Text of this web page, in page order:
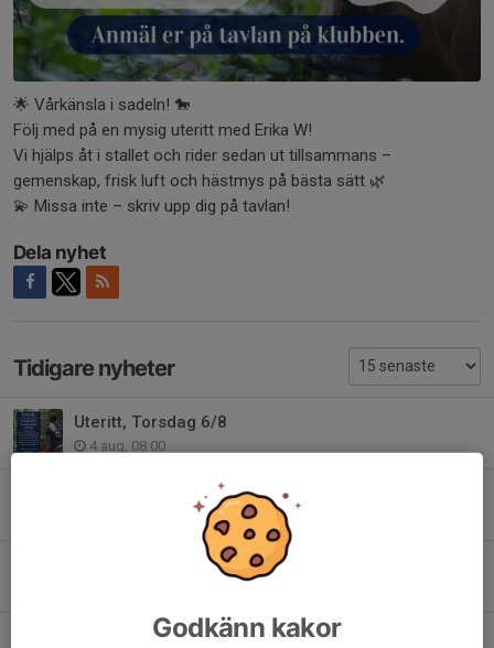
🌟 Vårkänsla i sadeln! 🐎
Följ med på en mysig uteritt med Erika W!
Vi hjälps åt i stallet och rider sedan ut tillsammans –
gemenskap, frisk luft och hästmys på bästa sätt 🌿
💫 Missa inte – skriv upp dig på tavlan!
Dela nyhet
Tidigare nyheter
Uteritt, Torsdag 6/8
4 aug, 08:00
Välkommen till ridskolan
Vill du hjälpa till under Classic Car Week?
Felfri ritt gav pallplats i Svärdsjö
Godkänn kakor